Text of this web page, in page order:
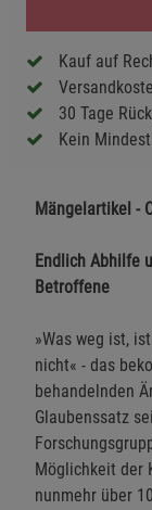
Kauf auf
30 Tage
Kein
Mängelartikel -
Endlich Abhilfe
Betroffene
»Was weg ist,
nicht« - das
behandelnden
Glaubenssatz
Möglichkeit der
nunmehr über